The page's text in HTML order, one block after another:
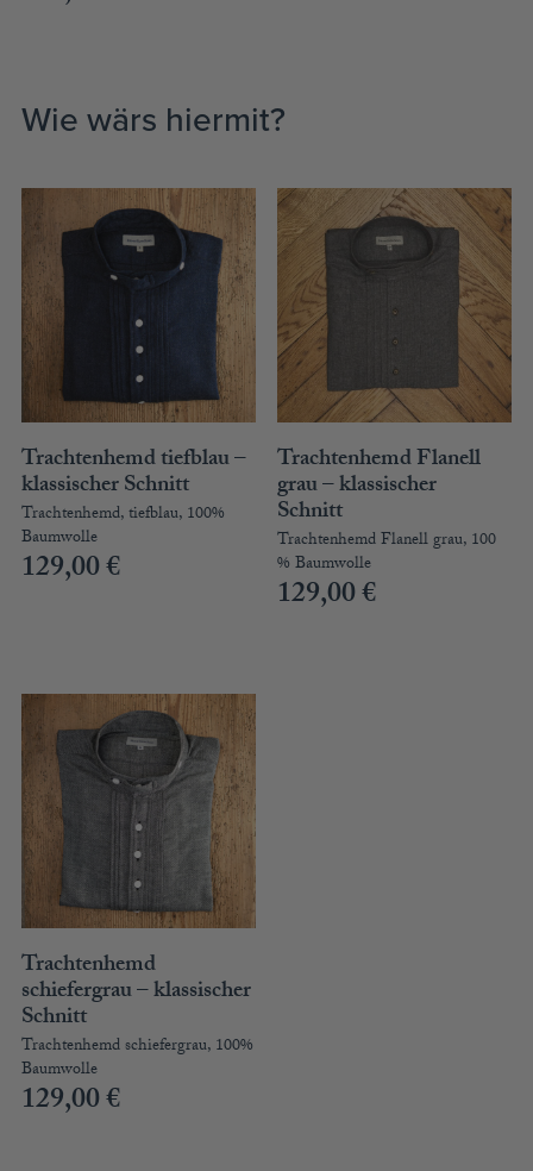
Wie wärs hiermit?
Trachtenhemd tiefblau –
klassischer Schnitt
Trachtenhemd, tiefblau, 100%
Baumwolle
129,00€
Trachtenhemd Flanell
grau – klassischer
Schnitt
Trachtenhemd Flanell grau, 100
% Baumwolle
129,00€
Trachtenhemd
schiefergrau – klassischer
Schnitt
Trachtenhemd schiefergrau, 100%
Baumwolle
129,00€